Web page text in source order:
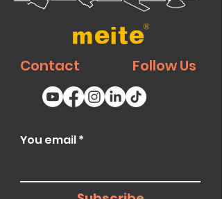
Contact Follow Us
You email